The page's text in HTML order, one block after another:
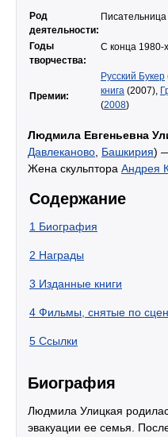
Род
деятельности:
Годы
творчества:
С конца 1980-х
Премии:
Русский Букер
книга (2007),
(2008)
Людмила Евгеньевна
Давлеканово Башкирия)
Жена скульптора Андрея
Содержание
1 Биография
2 Награды
3 Изданные книги
4 Фильмы, снятые по
5 Ссылки
Биография
Людмила Улицкая
эвакуации ее семья.